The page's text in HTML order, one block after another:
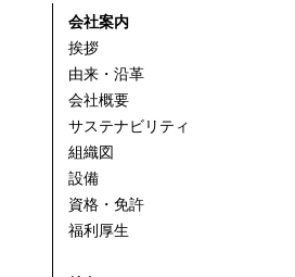
会社案内
挨拶
由来・沿革
会社概要
サステナビリティ
組織図
設備
資格・免許
福利厚生